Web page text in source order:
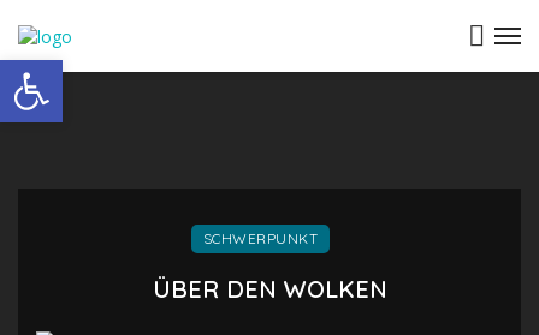
SCHWERPUNKT
ÜBER DEN WOLKEN
Open toolbar